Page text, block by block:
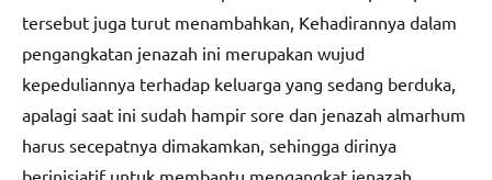
tersebut juga turut menambahkan, Kehadirannya dalam
pengangkatan jenazah ini merupakan wujud
kepeduliannya terhadap keluarga yang sedang berduka,
apalagi saat ini sudah hampir sore dan jenazah almarhum
harus secepatnya dimakamkan, sehingga dirinya
berinisiatif untuk membantu mengangkat jenazah